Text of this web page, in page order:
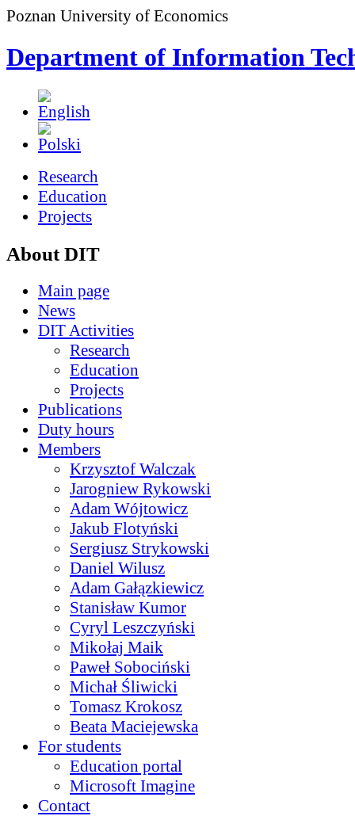
Poznan University of Economics
Department of Information
Research
Education
Projects
About DIT
Main page
News
DIT Activities
Research
Education
Projects
Publications
Duty hours
Members
Krzysztof Walczak
Jarogniew Rykowski
Adam Wójtowicz
Jakub Flotyński
Sergiusz Strykowski
Daniel Wilusz
Adam Gałązkiewicz
Stanisław Kumor
Cyryl Leszczyński
Mikołaj Maik
Paweł Sobociński
Michał Śliwicki
Tomasz Krokosz
Beata Maciejewska
For students
Education portal
Microsoft Imagine
Contact